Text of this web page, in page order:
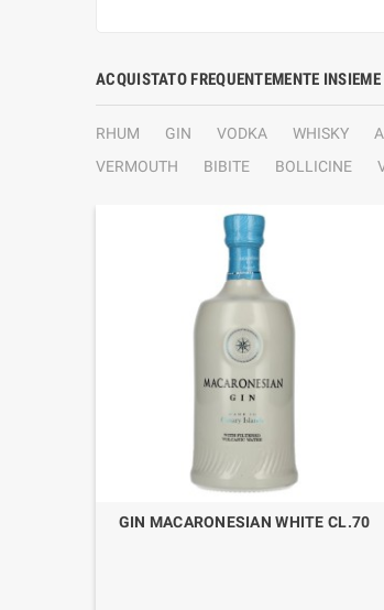
ACQUISTATO FREQUENTEMENTE INSIEME
RHUM GIN VODKA WHISKY
VERMOUTH
BIBITE BOLLICINE
GIN MACARONESIAN WHITE CL.70